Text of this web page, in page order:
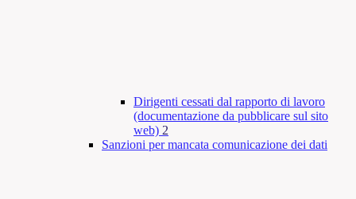
Dirigenti cessati dal rapporto di lavoro
(documentazione da pubblicare sul sito
web) 2
Sanzioni per mancata comunicazione dei dati